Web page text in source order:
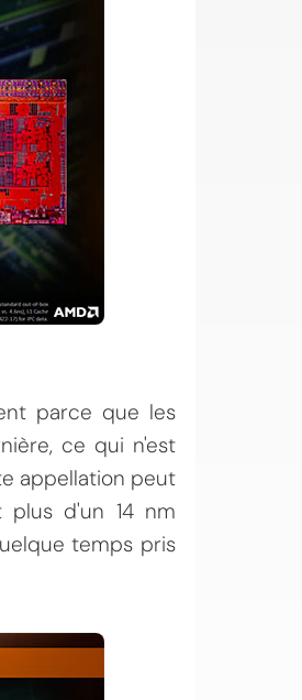
parce que les
ce qui n'est
appellation peut
plus d'un 14 nm
temps pris